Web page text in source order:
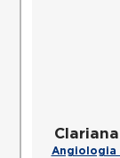
Angiologia